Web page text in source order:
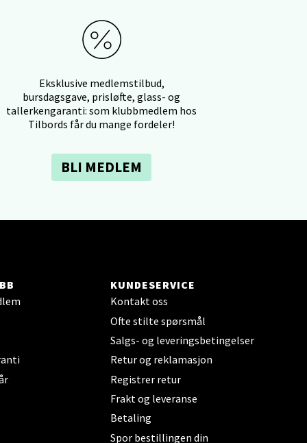
Eksklusive medlemstilbud,
bursdagsgave, prisløfte, glass- og
tallerkengaranti: som klubbmedlem hos
Tilbords får du mange fordeler!
BLI MEDLEM
KUNDESERVICE
Kontakt oss
Ofte stilte spørsmål
Salgs- og leveringsbetingelser
Retur og reklamasjon
Registrer retur
Frakt og leveranse
Betaling
Spor bestillingen din